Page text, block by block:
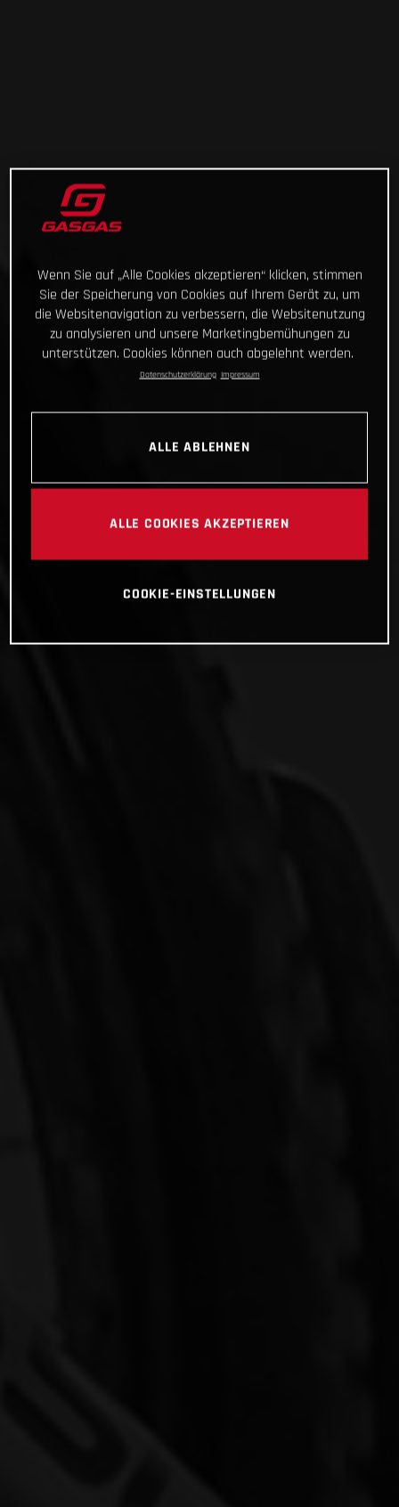
Wenn Sie auf „Alle Cookies akzeptieren“ klicken, stimmen
Sie der Speicherung von Cookies auf Ihrem Gerät zu, um
die Websitenavigation zu verbessern, die Websitenutzung
zu analysieren und unsere Marketingbemühungen zu
unterstützen. Cookies können auch abgelehnt werden.
Datenschutzerklärung Impressum
ALLE ABLEHNEN
ALLE COOKIES AKZEPTIEREN
COOKIE-EINSTELLUNGEN